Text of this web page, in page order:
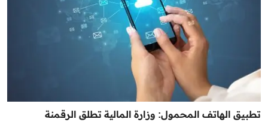
تطبيق الهاتف المحمول: وزارة المالية تطلق الرقمنة